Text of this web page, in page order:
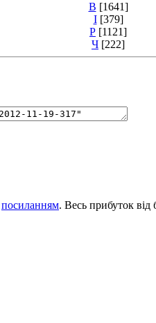
В [1641]
І [379]
Р [1121]
Ч [222]
посиланням. Весь прибуток